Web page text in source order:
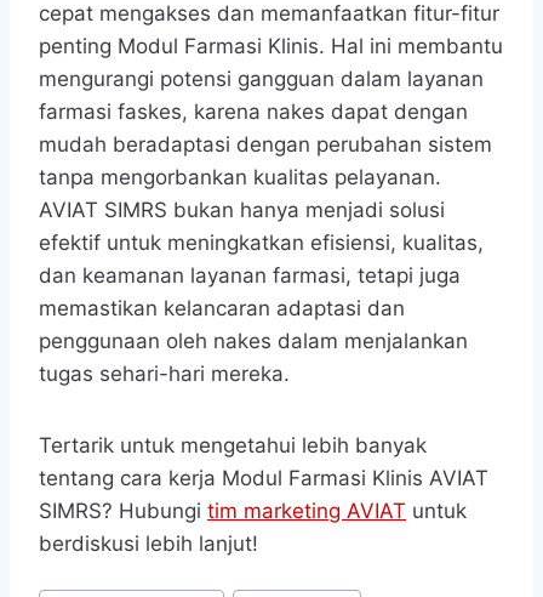
cepat mengakses dan memanfaatkan fitur-fitur
penting Modul Farmasi Klinis. Hal ini membantu
mengurangi potensi gangguan dalam layanan
farmasi faskes, karena nakes dapat dengan
mudah beradaptasi dengan perubahan sistem
tanpa mengorbankan kualitas pelayanan.
AVIAT SIMRS bukan hanya menjadi solusi
efektif untuk meningkatkan efisiensi, kualitas,
dan keamanan layanan farmasi, tetapi juga
memastikan kelancaran adaptasi dan
penggunaan oleh nakes dalam menjalankan
tugas sehari-hari mereka.
Tertarik untuk mengetahui lebih banyak
tentang cara kerja Modul Farmasi Klinis AVIAT
SIMRS? Hubungi tim marketing AVIAT untuk
berdiskusi lebih lanjut!